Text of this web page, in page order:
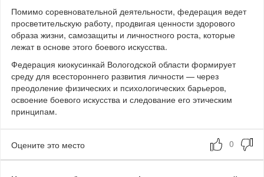
Помимо соревновательной деятельности, федерация ведет
просветительскую работу, продвигая ценности здорового
образа жизни, самозащиты и личностного роста, которые
лежат в основе этого боевого искусства.
Федерация киокусинкай Вологодской области формирует
среду для всестороннего развития личности — через
преодоление физических и психологических барьеров,
освоение боевого искусства и следование его этическим
принципам.
Оцените это место